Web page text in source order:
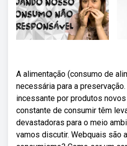
A alimentação (consumo de
necessária para a
incessante por produtos
constante de consumir têm
devastadoras para o meio
vamos discutir. Webquais são